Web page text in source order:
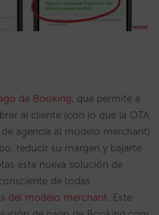
de Booking , que permite a
al cliente (con lo que la OTA
agencia al modelo merchant)
reducir su margen y bajarte
esta nueva solución de
de todas
del modelo merchant . Este